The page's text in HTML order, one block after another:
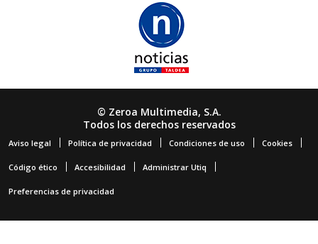
© Zeroa Multimedia, S.A.
Todos los derechos reservados
Aviso legal Política de privacidad Condiciones de uso Cookies
Código ético Accesibilidad Administrar Utiq
Preferencias de privacidad